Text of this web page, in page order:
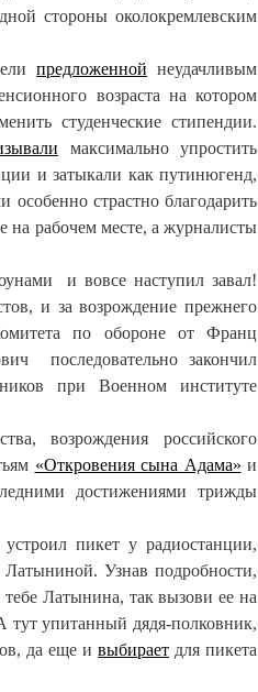
стороны околокремлевским
предложенной неудачливым
возраста на котором
студенческие стипендии.
максимально упростить
и затыкали как путинюгенд,
страстно благодарить
рабочем месте, а журналисты
и вовсе наступил завал!
и за возрождение прежнего
Комитета по обороне от Франц
последовательно закончил
при Военном институте
возрождения российского
«Откровения сына Адама» и
достижениями трижды
пикет у радиостанции,
Узнав подробности,
Латынина, так вызови ее на
тут упитанный дядя-полковник,
да еще и выбирает для пикета